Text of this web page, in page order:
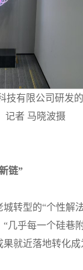
技有限公司研发
记者 马晓波摄
链”
转型的“个性解
几乎每一个硅巷
就近落地转化